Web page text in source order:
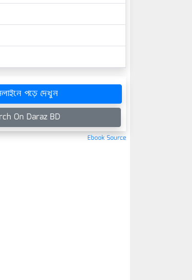
পড়ে দেখুন
On Daraz BD
Ebook Source